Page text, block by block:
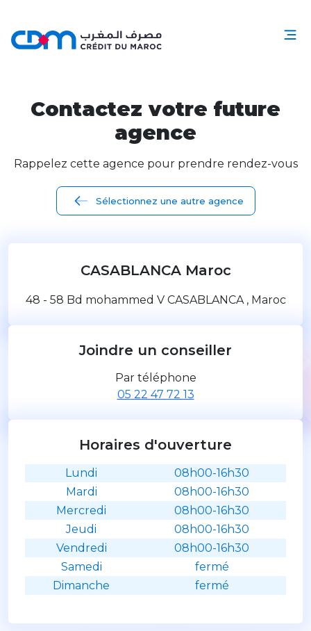
Contactez votre future
agence
Rappelez cette agence pour prendre rendez-vous
Sélectionnez une autre agence
CASABLANCA Maroc
48 - 58 Bd mohammed V CASABLANCA , Maroc
Joindre un conseiller
Par téléphone
05 22 47 72 13
Horaires d'ouverture
Lundi
08h00-16h30
Mardi
08h00-16h30
Mercredi
08h00-16h30
Jeudi
08h00-16h30
Vendredi
08h00-16h30
Samedi
fermé
Dimanche
fermé